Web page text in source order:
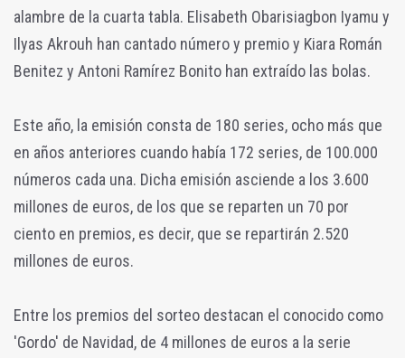
alambre de la cuarta tabla. Elisabeth Obarisiagbon Iyamu y
Ilyas Akrouh han cantado número y premio y Kiara Román
Benitez y Antoni Ramírez Bonito han extraído las bolas.
Este año, la emisión consta de 180 series, ocho más que
en años anteriores cuando había 172 series, de 100.000
números cada una. Dicha emisión asciende a los 3.600
millones de euros, de los que se reparten un 70 por
ciento en premios, es decir, que se repartirán 2.520
millones de euros.
Entre los premios del sorteo destacan el conocido como
'Gordo' de Navidad, de 4 millones de euros a la serie